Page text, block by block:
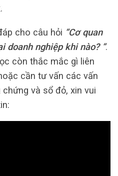
cho câu hỏi “Cơ quan
doanh nghiệp khi nào? “.
còn thắc mắc gì liên
cần tư vấn các vấn
và sổ đỏ, xin vui